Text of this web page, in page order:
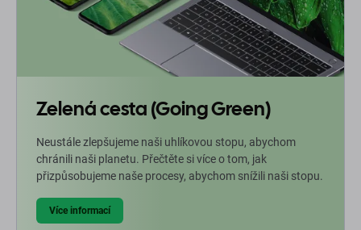
Zelená cesta (Going Green)
Neustále zlepšujeme naši uhlíkovou stopu, abychom
chránili naši planetu. Přečtěte si více o tom, jak
přizpůsobujeme naše procesy, abychom snížili naši stopu.
Více informací